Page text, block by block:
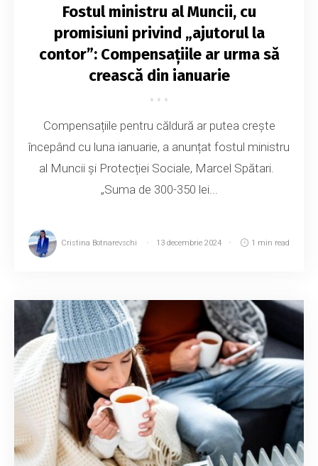
Fostul ministru al Muncii, cu
promisiuni privind „ajutorul la
contor”: Compensațiile ar urma să
crească din ianuarie
Compensațiile pentru căldură ar putea crește
începând cu luna ianuarie, a anunțat fostul ministru
al Muncii și Protecției Sociale, Marcel Spătari.
„Suma de 300-350 lei...
Cristina Botnarevschi 13 decembrie 2024 1 min read